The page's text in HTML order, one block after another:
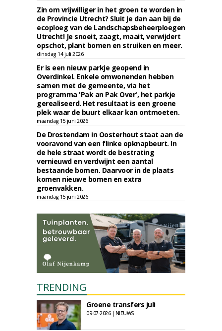
Zin om vrijwilliger in het groen te worden in
de Provincie Utrecht? Sluit je dan aan bij de
ecoploeg van de Landschapsbeheerploegen
Utrecht! Je snoeit, zaagt, maait, verwijdert
opschot, plant bomen en struiken en meer.
dinsdag 14 juli 2026
Er is een nieuw parkje geopend in
Overdinkel. Enkele omwonenden hebben
samen met de gemeente, via het
programma 'Pak an Pak Over', het parkje
gerealiseerd. Het resultaat is een groene
plek waar de buurt elkaar kan ontmoeten.
maandag 15 juni 2026
De Drostendam in Oosterhout staat aan de
vooravond van een flinke opknapbeurt. In
de hele straat wordt de bestrating
vernieuwd en verdwijnt een aantal
bestaande bomen. Daarvoor in de plaats
komen nieuwe bomen en extra
groenvakken.
maandag 15 juni 2026
TRENDING
Groene transfers juli
09-07-2026 | NIEUWS